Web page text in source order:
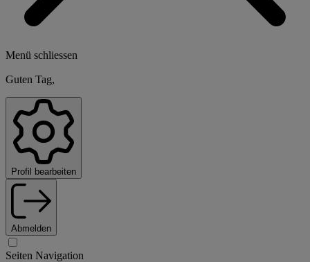
Menü schliessen
Guten Tag,
Profil bearbeiten
Abmelden
Seiten Navigation